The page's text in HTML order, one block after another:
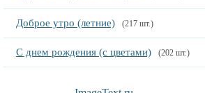
Доброе утро (летние) (217 шт.)
С днем рождения (с цветами) (202 шт.)